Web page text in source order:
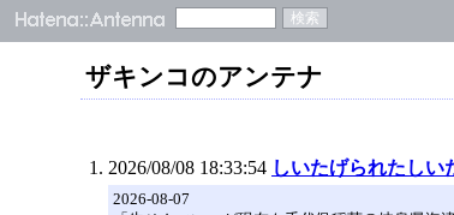
ザキンコのアンテナ
2026/08/08 18:33:54 しいたげられたしい
2026-08-07